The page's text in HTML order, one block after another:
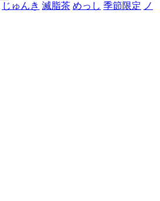
じゅんき 滅脂茶 めっし 季節限定 ノ